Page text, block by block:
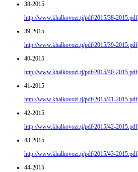
38-2015
http://www.khalkovozi.tj/pdf/2015/38-2015.pdf
39-2015
http://www.khalkovozi.tj/pdf/2015/39-2015.pdf
40-2015
http://www.khalkovozi.tj/pdf/2015/40-2015.pdf
41-2015
http://www.khalkovozi.tj/pdf/2015/41-2015.pdf
42-2015
http://www.khalkovozi.tj/pdf/2015/42-2015.pdf
43-2015
http://www.khalkovozi.tj/pdf/2015/43-2015.pdf
44-2015